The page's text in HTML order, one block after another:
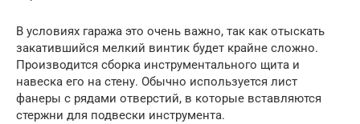
В условиях гаража это очень важно, так как отыскать
закатившийся мелкий винтик будет крайне сложно.
Производится сборка инструментального щита и
навеска его на стену. Обычно используется лист
фанеры с рядами отверстий, в которые вставляются
стержни для подвески инструмента.